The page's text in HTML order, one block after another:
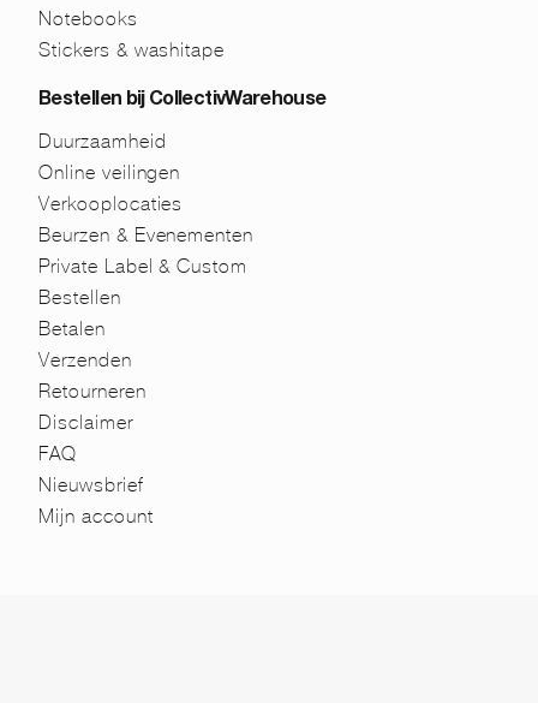
Notebooks
Stickers & washitape
Bestellen bij CollectivWarehouse
Duurzaamheid
Online veilingen
Verkooplocaties
Beurzen & Evenementen
Private Label & Custom
Bestellen
Betalen
Verzenden
Retourneren
Disclaimer
FAQ
Nieuwsbrief
Mijn account